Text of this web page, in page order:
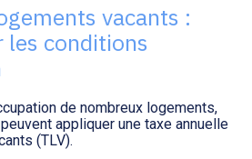
vacants :
les conditions
de nombreux logements,
appliquer une taxe annuelle
(TLV).